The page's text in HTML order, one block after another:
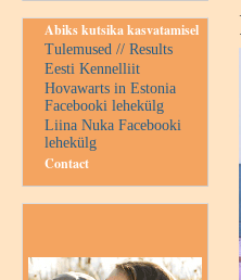
Abiks kutsika kasvatamisel
Tulemused // Results
Eesti Kennelliit
Hovawarts in Estonia
Facebooki lehekülg
Liina Nuka Facebooki
lehekülg
Contact